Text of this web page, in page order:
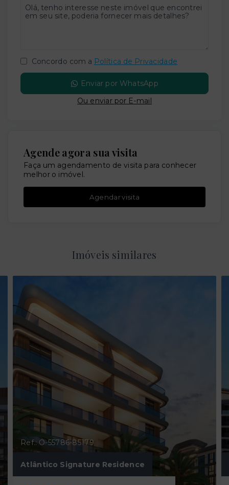
Concordo com a Política de Privacidade
Enviar por WhatsApp
Ou enviar por E-mail
Agende agora sua visita
Faça um agendamento de visita para conhecer
melhor o imóvel.
Agendar visita
Imóveis similares
Ref.: O-55786-85179
Atlântico Signature Residence